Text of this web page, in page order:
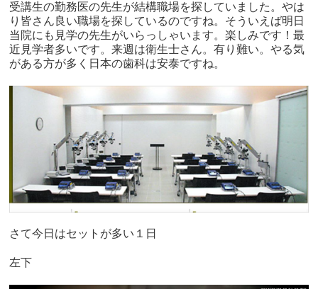
受講生の勤務医の先生が結構職場を探していました。やは
り皆さん良い職場を探しているのですね。そういえば明日
当院にも見学の先生がいらっしゃいます。楽しみです！最
近見学者多いです。来週は衛生士さん。有り難い。やる気
がある方が多く日本の歯科は安泰ですね。
さて今日はセットが多い１日
左下